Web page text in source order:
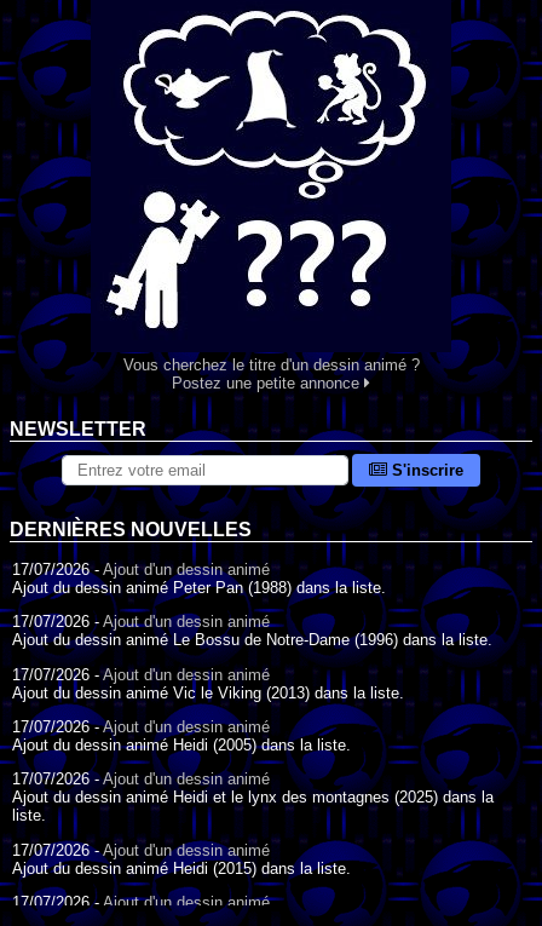
Vous cherchez le titre d'un dessin animé ?
Postez une petite annonce
NEWSLETTER
S'inscrire
DERNIÈRES NOUVELLES
17/07/2026 - Ajout d'un dessin animé
Ajout du dessin animé Peter Pan (1988) dans la liste.
17/07/2026 - Ajout d'un dessin animé
Ajout du dessin animé Le Bossu de Notre-Dame (1996) dans la liste.
17/07/2026 -Ajout d'un dessin animé
Ajout du dessin animé Vic le Viking (2013) dans la liste.
17/07/2026 -Ajout d'un dessin animé
Ajout du dessin animé Heidi (2005) dans la liste.
17/07/2026 -Ajout d'un dessin animé
Ajout du dessin animé Heidi et le lynx des montagnes (2025) dans la
liste.
17/07/2026 -Ajout d'un dessin animé
Ajout du dessin animé Heidi (2015) dans la liste.
17/07/2026 - Ajout d'un dessin animé
Ajout du dessin animé Heidi (1995) dans la liste.